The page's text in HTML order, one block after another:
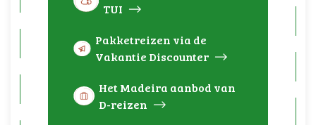
TUI
Pakketreizen via de
Vakantie Discounter
Het Madeira aanbod van
D-reizen